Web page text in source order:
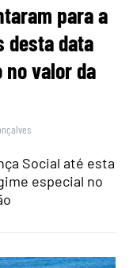
para a
desta data
no valor da
Social até esta
especial no